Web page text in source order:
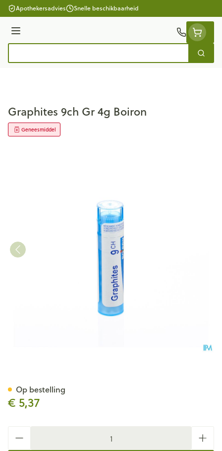
Ga naar de inhoud
Apothekersadvies Snelle beschikbaarheid
Menu
Zoek
Graphites 9ch Gr 4g Boiron
Geneesmiddel
€ 5,37
Op bestelling